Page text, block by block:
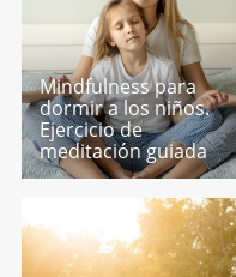
Mindfulness para
dormir a los niños.
Ejercicio de
meditación guiada